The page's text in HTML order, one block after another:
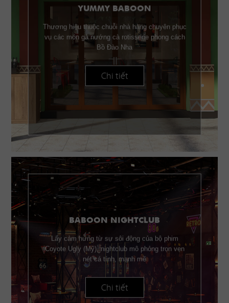
YUMMY BABOON
Thương hiệu thuộc chuỗi nhà hàng chuyên phục
vụ các món gà nướng cà rotisserie phong cách
Bồ Đào Nha
Chi tiết
BABOON NIGHTCLUB
Lấy cảm hứng từ sự sôi động của bộ phim
Coyote Ugly (Mỹ), nightclub mô phỏng trọn vẹn
nét cá tính, mạnh mẽ
Chi tiết